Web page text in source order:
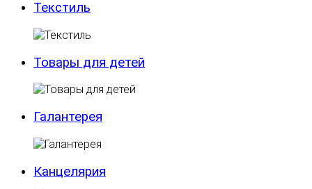
Текстиль
Товары для детей
Галантерея
Канцелярия